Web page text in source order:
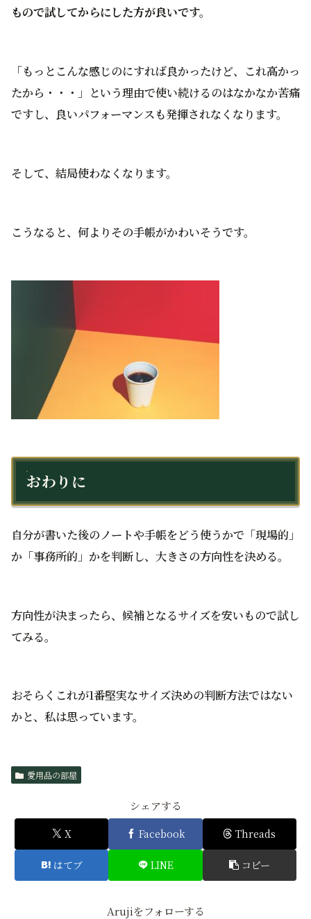
もので試してからにした方が良いです。
「もっとこんな感じのにすれば良かったけど、これ高かっ
たから・・・」という理由で使い続けるのはなかなか苦痛
ですし、良いパフォーマンスも発揮されなくなります。
そして、結局使わなくなります。
こうなると、何よりその手帳がかわいそうです。
おわりに
自分が書いた後のノートや手帳をどう使うかで「現場的」
か「事務所的」かを判断し、大きさの方向性を決める。
方向性が決まったら、候補となるサイズを安いもので試し
てみる。
おそらくこれが1番堅実なサイズ決めの判断方法ではない
かと、私は思っています。
愛用品の部屋
シェアする
X Facebook Threads
はてブ LINE コピー
Arujiをフォローする